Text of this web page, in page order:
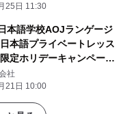
25日 11:30
本語学校AOJランゲージ
本語プライベートレッス
定ホリデーキャンペーン
社
21日 10:00